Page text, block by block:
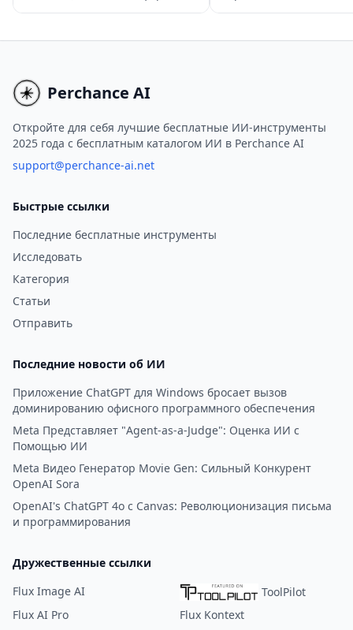
базе ИИ, упрощающая
вопросов о своем бизнесе.
кодирования, который
создании кастомных
сайтов и онлайн-
Perchance AI
Откройте для себя лучшие бесплатные ИИ-инструменты
2025 года с бесплатным каталогом ИИ в Perchance AI
support@perchance-ai.net
Быстрые ссылки
Последние бесплатные инструменты
Исследовать
Категория
Статьи
Отправить
Последние новости об ИИ
Приложение ChatGPT для Windows бросает вызов
доминированию офисного программного обеспечения
Meta Представляет "Agent-as-a-Judge": Оценка ИИ с
Помощью ИИ
Meta Видео Генератор Movie Gen: Сильный Конкурент
OpenAI Sora
OpenAI's ChatGPT 4o с Canvas: Революционизация письма
и программирования
Дружественные ссылки
Flux Image AI
ToolPilot
Flux AI Pro
Flux Kontext